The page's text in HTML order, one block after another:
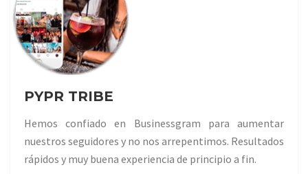
PYPR TRIBE
Hemos confiado en Businessgram para aumentar
nuestros seguidores y no nos arrepentimos. Resultados
rápidos y muy buena experiencia de principio a fin.